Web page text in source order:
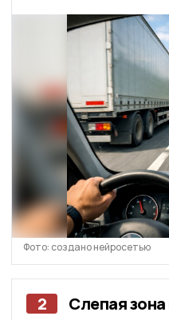
Фото: создано нейросетью
2 Слепая